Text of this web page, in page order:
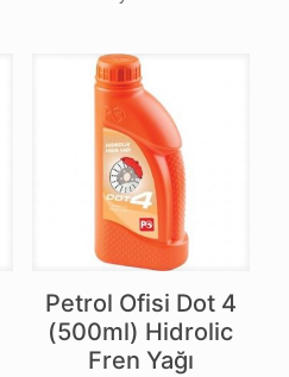
Petrol Ofisi Dot 4
(500ml) Hidrolic
Fren Yağı